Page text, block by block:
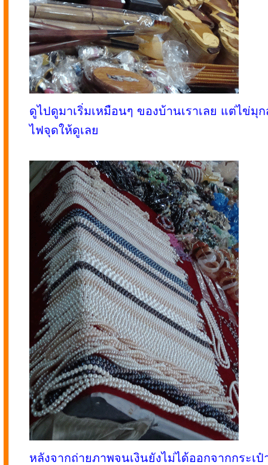
ดูไปดูมาเริ่มเหมือนๆ ของบ้านเราเลย แต่ไข่มุ
ไฟจุดให้ดูเลย
หลังจากถ่ายภาพจนเงินยังไม่ได้ออกจากกระเป๋